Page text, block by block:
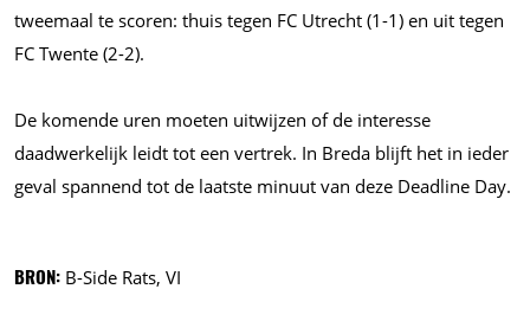
tweemaal te scoren: thuis tegen FC Utrecht (1-1) en uit tegen
FC Twente (2-2).
De komende uren moeten uitwijzen of de interesse
daadwerkelijk leidt tot een vertrek. In Breda blijft het in ieder
geval spannend tot de laatste minuut van deze Deadline Day.
BRON: B-Side Rats, VI